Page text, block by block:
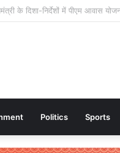
संस्कृत अनुसंधान में भारत-नेपाल पहल
Politics Sports